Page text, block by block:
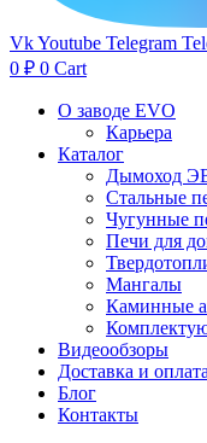
VkYoutube Telegram
0 ₽ 0 Cart
О заводе EVO
Карьера
Каталог
Дымоход
Стальные
Чугунные
Печи для
Мангалы
Каминные
Видеообзоры
Доставка и оплата
Блог
Контакты